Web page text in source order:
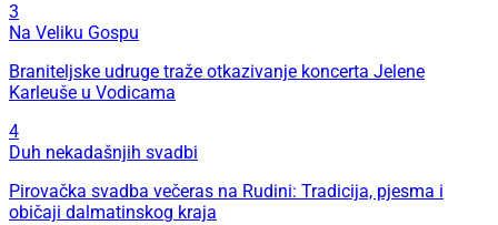
3
Na Veliku Gospu
Braniteljske udruge traže otkazivanje koncerta Jelene
Karleuše u Vodicama
4
Duh nekadašnjih svadbi
Pirovačka svadba večeras na Rudini: Tradicija, pjesma i
običaji dalmatinskog kraja